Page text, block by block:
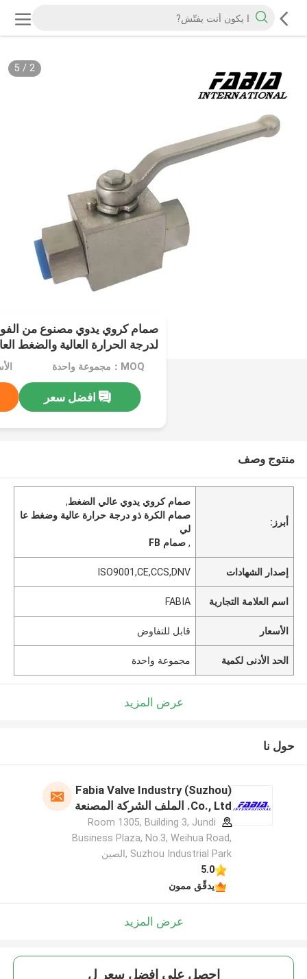
2
/
5
صمام كروي يدوي مصنوع من
لدرجة الحرارة العالية والضغط
MOQ：مجموعة واحدة
افضل سعر
منتوج وصف
أبرز:
صمام كروي يدوي عالي الضغط,
صمام الكرة ذو درجة حرارة عالية وضغط عا
لي
,صمام FB
إصدار الشهادات ISO9001,CE,CCS,DNV
اسم العلامة التجارية FABIA
الأسعار قابل للتفاوض
الحد الأدنى لكمية مجموعة واحدة
عرض المزيد
حول نا
Fabia Valve Industry (Suzhou)
Co., Ltd. الملف الشركة المصنعة
Room 1305, Building 3, Jundi
Business Plaza, No.3, Weihua Road,
Suzhou Industrial Park ,الصين
5.0
يدقّق ممون
عرض المزيد
احصل على افضل سعر ل